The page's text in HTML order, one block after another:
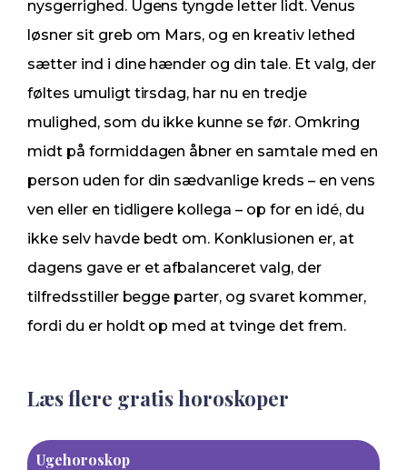
nysgerrighed. Ugens tyngde letter lidt. Venus
løsner sit greb om Mars, og en kreativ lethed
sætter ind i dine hænder og din tale. Et valg, der
føltes umuligt tirsdag, har nu en tredje
mulighed, som du ikke kunne se før. Omkring
midt på formiddagen åbner en samtale med en
person uden for din sædvanlige kreds – en vens
ven eller en tidligere kollega – op for en idé, du
ikke selv havde bedt om. Konklusionen er, at
dagens gave er et afbalanceret valg, der
tilfredsstiller begge parter, og svaret kommer,
fordi du er holdt op med at tvinge det frem.
Læs flere gratis horoskoper
Ugehoroskop